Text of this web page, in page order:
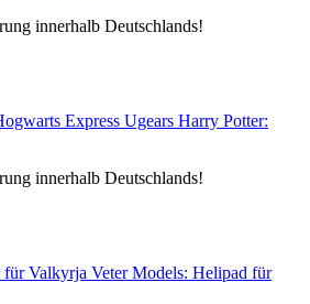
innerhalb Deutschlands!
Ugears Harry Potter:
innerhalb Deutschlands!
Veter Models: Helipad für